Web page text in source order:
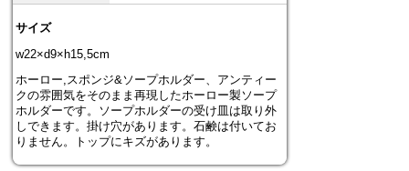
サイズ
w22×d9×h15,5cm
ホーロー,スポンジ&ソープホルダー、アンティー
クの雰囲気をそのまま再現したホーロー製ソープ
ホルダーです。ソープホルダーの受け皿は取り外
しできます。掛け穴があります。石鹸は付いてお
りません。トップにキズがあります。